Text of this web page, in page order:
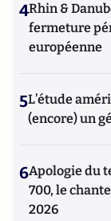
4Rhin &
fermeture
européenne
5L’étude
(encore) un
6Apologie du
700, le
2026